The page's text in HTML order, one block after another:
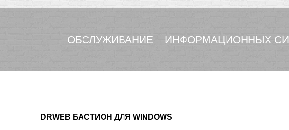
ОБСЛУЖИВАНИЕ ИНФОРМАЦИОННЫХ
DRWEB БАСТИОН ДЛЯ WINDOWS